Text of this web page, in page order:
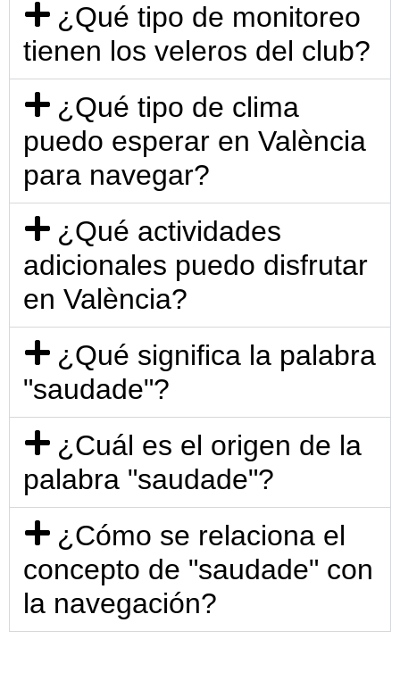
¿Qué tipo de monitoreo
tienen los veleros del club?
¿Qué tipo de clima
puedo esperar en València
para navegar?
¿Qué actividades
adicionales puedo disfrutar
en València?
¿Qué significa la palabra
"saudade"?
¿Cuál es el origen de la
palabra "saudade"?
¿Cómo se relaciona el
concepto de "saudade" con
la navegación?